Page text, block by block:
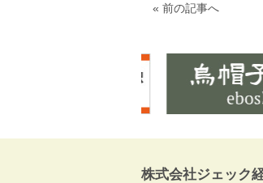
« 前の記事へ
株式会社ジェック